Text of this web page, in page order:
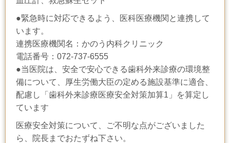
●緊急時に対応できるよう、医科医療機関と連携して
います。
連携医療機関名：かのう内科クリニック
電話番号：072-737-6555
●当医院は、安全で安心できる歯科外来診療の環境整
備について、厚生労働大臣の定める施設基準に適合、
配慮し「歯科外来診療医療安全対策加算1」を算定し
ています
医療安全対策について、ご不明な点がございました
ら、院長までおたずね下さい。